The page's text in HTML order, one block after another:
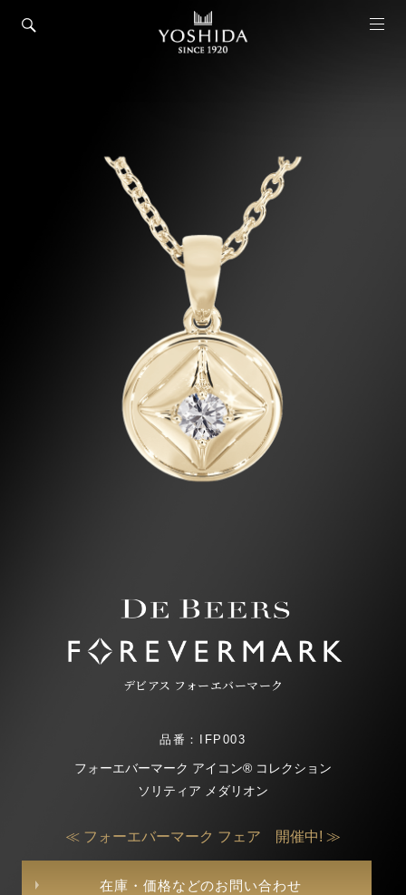
デビアス フォーエバーマーク
品番：IFP003
フォーエバーマーク アイコン® コレクション
ソリティア メダリオン
≪ フォーエバーマーク フェア 開催中! ≫
在庫・価格などのお問い合わせ